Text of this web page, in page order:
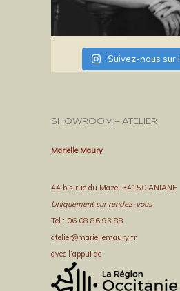
Suivez-nous sur
SHOWROOM – ATELIER
Marielle Maury
44 bis rue du Mazel 34150 ANIANE
Uniquement sur rendez-vous
Tel : 06 08 86 93 88
atelier@mariellemaury.fr
avec l’appui de